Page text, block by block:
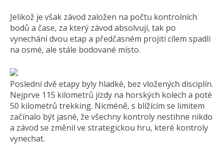
Jelikož je však závod založen na počtu kontrolních
bodů a čase, za který závod absolvují, tak po
vynechání dvou etap a předčasném projití cílem spadli
na osmé, ale stále bodované místo.
Poslední dvě etapy byly hladké, bez vložených disciplín.
Nejprve 115 kilometrů jízdy na horských kolech a poté
50 kilometrů trekking. Nicméně, s blížícím se limitem
začínalo být jasné, že všechny kontroly nestihne nikdo
a závod se změnil ve strategickou hru, které kontroly
vynechat.